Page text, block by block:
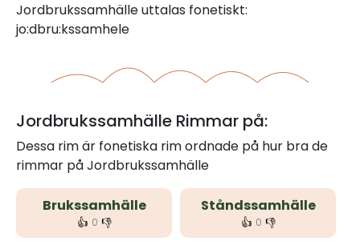
Jordbrukssamhälle uttalas fonetiskt:
jo:dbru:kssamhele
Jordbrukssamhälle Rimmar på:
Dessa rim är fonetiska rim ordnade på hur bra de
rimmar på Jordbrukssamhälle
Brukssamhälle
👍 0 👎
Ståndssamhälle
👍 0 👎